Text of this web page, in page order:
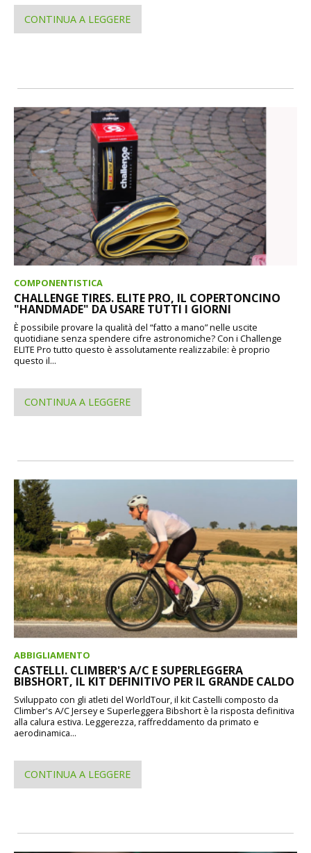
CONTINUA A LEGGERE
COMPONENTISTICA
CHALLENGE TIRES. ELITE PRO, IL COPERTONCINO
"HANDMADE" DA USARE TUTTI I GIORNI
È possibile provare la qualità del “fatto a mano” nelle uscite
quotidiane senza spendere cifre astronomiche? Con i Challenge
ELITE Pro tutto questo è assolutamente realizzabile: è proprio
questo il...
CONTINUA A LEGGERE
ABBIGLIAMENTO
CASTELLI. CLIMBER'S A/C E SUPERLEGGERA
BIBSHORT, IL KIT DEFINITIVO PER IL GRANDE CALDO
Sviluppato con gli atleti del WorldTour, il kit Castelli composto da
Climber's A/C Jersey e Superleggera Bibshort è la risposta definitiva
alla calura estiva. Leggerezza, raffreddamento da primato e
aerodinamica...
CONTINUA A LEGGERE